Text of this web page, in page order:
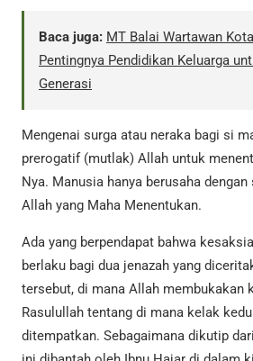
Baca juga: MT Balai Wartawan
Pentingnya Pendidikan Keluarga
Generasi
Mengenai surga atau neraka bagi si
prerogatif (mutlak) Allah untuk
Nya. Manusia hanya berusaha
Allah yang Maha Menentukan.
Ada yang berpendapat bahwa
berlaku bagi dua jenazah yang
tersebut, di mana Allah membukakan
Rasulullah tentang di mana kelak
ditempatkan. Sebagaimana dikutip dari